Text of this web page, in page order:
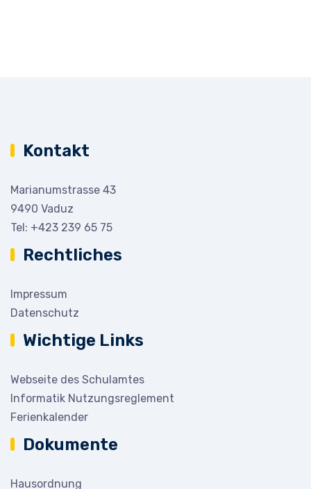
Kontakt
Marianumstrasse 43
9490 Vaduz
Tel: +423 239 65 75
Rechtliches
Impressum
Datenschutz
Wichtige Links
Webseite des Schulamtes
Informatik Nutzungsreglement
Ferienkalender
Dokumente
Hausordnung